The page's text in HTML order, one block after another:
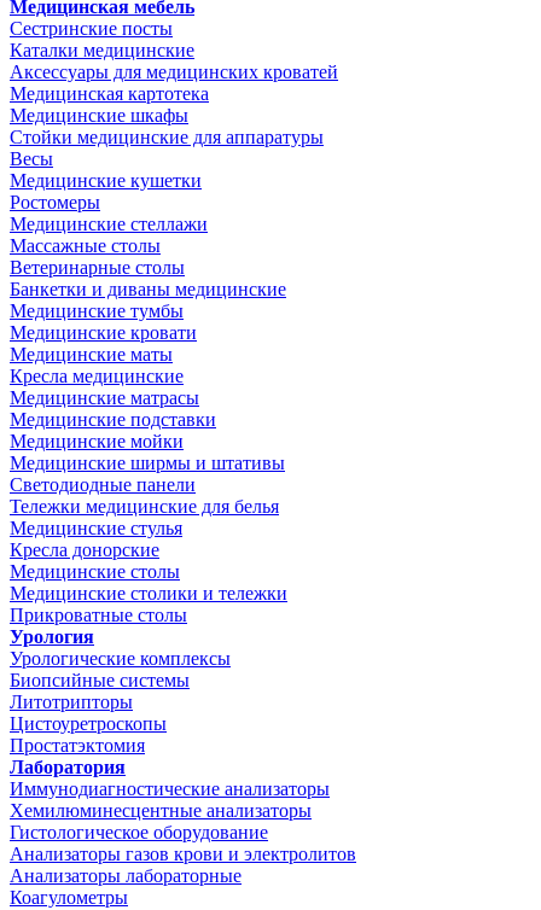
Медицинская мебель
Сестринские посты
Каталки медицинские
Аксессуары для медицинских кроватей
Медицинская картотека
Медицинские шкафы
Стойки медицинские для аппаратуры
Весы
Медицинские кушетки
Ростомеры
Медицинские стеллажи
Массажные столы
Ветеринарные столы
Банкетки и диваны медицинские
Медицинские тумбы
Медицинские кровати
Медицинские маты
Кресла медицинские
Медицинские матрасы
Медицинские подставки
Медицинские мойки
Медицинские ширмы и штативы
Светодиодные панели
Тележки медицинские для белья
Медицинские стулья
Кресла донорские
Медицинские столы
Медицинские столики и тележки
Прикроватные столы
Урология
Урологические комплексы
Биопсийные системы
Литотрипторы
Цистоуретроскопы
Простатэктомия
Лаборатория
Иммунодиагностические анализаторы
Хемилюминесцентные анализаторы
Гистологическое оборудование
Анализаторы газов крови и электролитов
Анализаторы лабораторные
Коагулометры